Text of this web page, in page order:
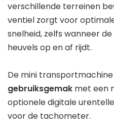
verschillende terreinen
ventiel zorgt voor
snelheid, zelfs wanneer
heuvels op en af rijdt.
De mini
gebruiksgemak met een
optionele digitale
voor de tachometer.